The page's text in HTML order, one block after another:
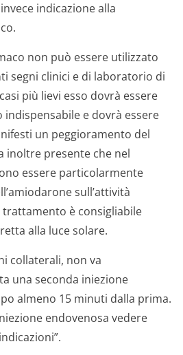
indicazione alla
non può essere utilizzato
segni clinici e di laboratorio di
più lievi esso dovrà essere
e dovrà essere
un peggioramento del
inoltre presente che nel
essere particolarmente
sull’attività
trattamento è consigliabile
alla luce solare.
collaterali, non va
una seconda iniezione
almeno 15 minuti dalla prima.
endovenosa vedere